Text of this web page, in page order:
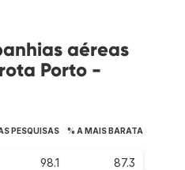
aéreas
Porto -
PESQUISAS % A MAIS BARATA
98.1 87.3